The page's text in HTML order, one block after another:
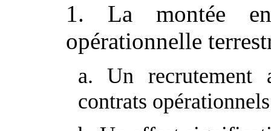
1. La montée
opérationnelle
a. Un recrutement
contrats